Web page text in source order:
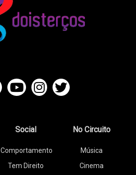
Social
Comportamento
Tem Direito
No Circuito
Música
Cinema